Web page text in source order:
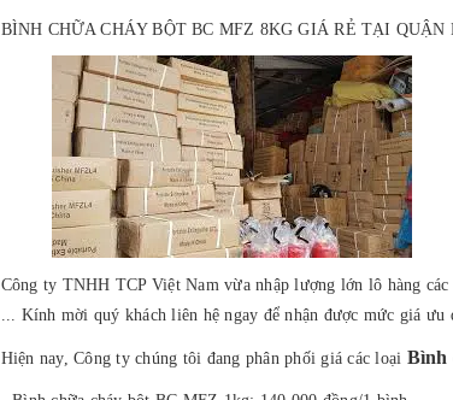
BÌNH CHỮA CHÁY BỘT BC MFZ 8KG GIÁ RẺ TẠI
Công ty TNHH TCP Việt Nam vừa nhập lượng lớn lô hàng
... Kính mời quý khách liên hệ ngay để nhận được mức giá ưu
Hiện nay, Công ty chúng tôi đang phân phối giá các loại Bình